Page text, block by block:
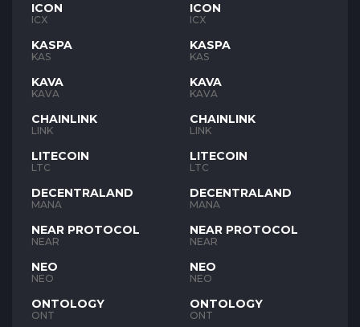
ICON
ICX
KASPA
KAS
KAVA
KAVA
CHAINLINK
LINK
LITECOIN
LTC
DECENTRALAND
MANA
NEAR PROTOCOL
NEAR
NEO
NEO
ONTOLOGY
ONT
ICON
ICX
KASPA
KAS
KAVA
KAVA
CHAINLINK
LINK
LITECOIN
LTC
DECENTRALAND
MANA
NEAR PROTOCOL
NEAR
NEO
NEO
ONTOLOGY
ONT